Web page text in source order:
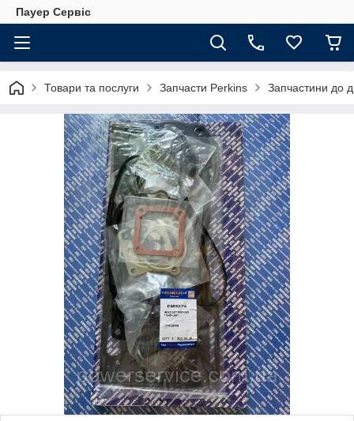
Пауер Сервіс
Товари та послуги Запчасти Perkins Запчастини до